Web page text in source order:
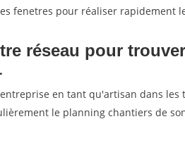
fenetres pour réaliser rapidement
réseau pour
en tant qu'artisan dans les
le planning chantiers de